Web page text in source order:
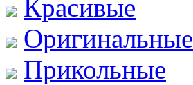
Красивые
Оригинальные
Прикольные